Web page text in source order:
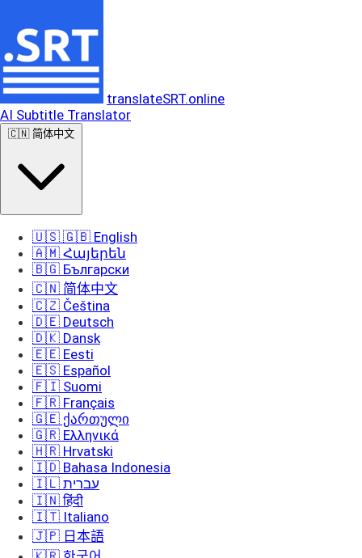
translateSRT.online
AI Subtitle Translator
🇨🇳 简体中文
🇺🇸 🇬🇧 English
🇦🇲 Հայերեն
🇧🇬 Български
🇨🇳 简体中文
🇨🇿 Čeština
🇩🇪 Deutsch
🇩🇰 Dansk
🇪🇪 Eesti
🇪🇸 Español
🇫🇮 Suomi
🇫🇷 Français
🇬🇪 ქართული
🇬🇷 Ελληνικά
🇭🇷 Hrvatski
🇮🇩 Bahasa Indonesia
🇮🇱 עברית
🇮🇳 हिंदी
🇮🇹 Italiano
🇯🇵 日本語